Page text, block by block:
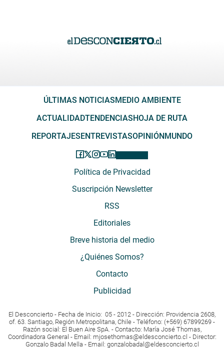
ÚLTIMAS NOTICIAS MEDIO AMBIENTE
ACTUALIDADTENDENCIAS HOJA DE RUTA
REPORTAJES ENTREVISTASOPINIÓN MUNDO
Política de Privacidad
Suscripción Newsletter
RSS
Editoriales
Breve historia del medio
¿Quiénes Somos?
Contacto
Publicidad
El Desconcierto - Fecha de Inicio: 05 - 2012 - Dirección: Providencia 2608,
of. 63. Santiago, Región Metropolitana, Chile - Teléfono: (+569) 67899269 -
Razón social: El Buen Aire SpA. - Contacto: María José Thomas,
Coordinadora General - Email: mjosethomas@eldesconcierto.cl - Director:
Gonzalo Badal Mella - Email: gonzalobadal@eldesconcierto.cl